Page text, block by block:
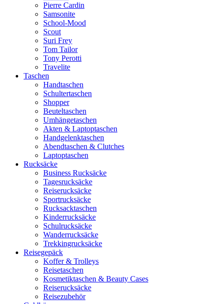
Pierre Cardin
Samsonite
School-Mood
Scout
Suri Frey
Tom Tailor
Tony Perotti
Travelite
Taschen
Handtaschen
Schultertaschen
Shopper
Beuteltaschen
Umhängetaschen
Akten & Laptoptaschen
Handgelenktaschen
Abendtaschen & Clutches
Laptoptaschen
Rucksäcke
Business Rucksäcke
Tagesrucksäcke
Reiserucksäcke
Sportrucksäcke
Rucksacktaschen
Kinderrucksäcke
Schulrucksäcke
Wanderrucksäcke
Trekkingrucksäcke
Reisegepäck
Koffer & Trolleys
Reisetaschen
Kosmetiktaschen & Beauty Cases
Reiserucksäcke
Reisezubehör